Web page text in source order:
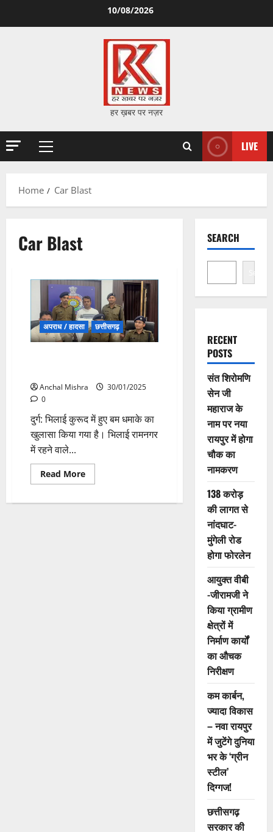
10/08/2026
हर ख़बर पर नज़र
Primary
LIVE
Home Car Blast
Car Blast
अपराध / हादसा छत्तीसगढ़
Anchal Mishra
30/01/2025
0
दुर्ग: भिलाई कुरूद में हुए बम धमाके का
खुलासा किया गया है। भिलाई रामनगर
में रहने वाले...
Read MoreRead
more
SEARCH
Search
RECENT
POSTS
संत शिरोमणि
सेन जी
महाराज के
नाम पर नया
रायपुर में होगा
चौक का
नामकरण
138 करोड़
की लागत से
नांदघाट-
मुंगेली रोड
होगा फोरलेन
आयुक्त वीबी
-जीरामजी ने
किया ग्रामीण
क्षेत्रों में
निर्माण कार्यों
का औचक
निरीक्षण
कम कार्बन,
ज्यादा विकास
– नवा रायपुर
में जुटेंगे दुनिया
भर के ‘ग्रीन
स्टील’
दिग्गज!
छत्तीसगढ़
सरकार की